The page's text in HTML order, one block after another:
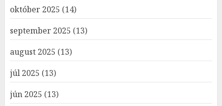
október 2025 (14)
september 2025 (13)
august 2025 (13)
júl 2025 (13)
jún 2025 (13)